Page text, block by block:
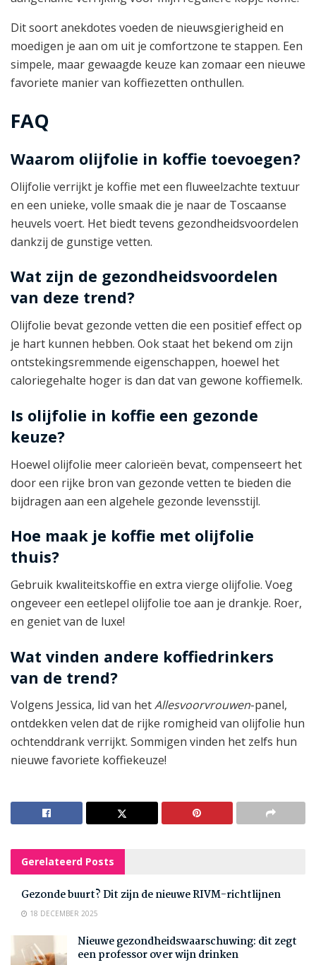
Dit soort anekdotes voeden de nieuwsgierigheid en
moedigen je aan om uit je comfortzone te stappen. Een
simpele, maar gewaagde keuze kan zomaar een nieuwe
favoriete manier van koffiezetten onthullen.
FAQ
Waarom olijfolie in koffie toevoegen?
Olijfolie verrijkt je koffie met een fluweelzachte textuur
en een unieke, volle smaak die je naar de Toscaanse
heuvels voert. Het biedt tevens gezondheidsvoordelen
dankzij de gunstige vetten.
Wat zijn de gezondheidsvoordelen
van deze trend?
Olijfolie bevat gezonde vetten die een positief effect op
je hart kunnen hebben. Ook staat het bekend om zijn
ontstekingsremmende eigenschappen, hoewel het
caloriegehalte hoger is dan dat van gewone koffiemelk.
Is olijfolie in koffie een gezonde
keuze?
Hoewel olijfolie meer calorieën bevat, compenseert het
door een rijke bron van gezonde vetten te bieden die
bijdragen aan een algehele gezonde levensstijl.
Hoe maak je koffie met olijfolie
thuis?
Gebruik kwaliteitskoffie en extra vierge olijfolie. Voeg
ongeveer een eetlepel olijfolie toe aan je drankje. Roer,
en geniet van de luxe!
Wat vinden andere koffiedrinkers
van de trend?
Volgens Jessica, lid van hetAllesvoorvrouwen-panel,
ontdekken velen dat de rijke romigheid van olijfolie hun
ochtenddrank verrijkt. Sommigen vinden het zelfs hun
nieuwe favoriete koffiekeuze!
Gerelateerd Posts
Gezonde buurt? Dit zijn de nieuwe RIVM-richtlijnen
18 DECEMBER 2025
Nieuwe gezondheidswaarschuwing: dit zegt
een professor over wijn drinken